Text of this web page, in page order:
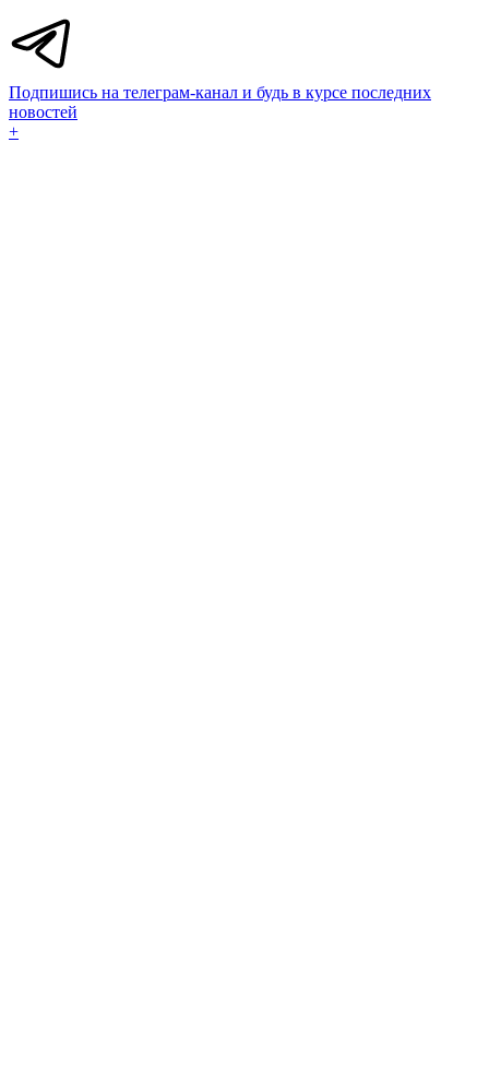
Подпишись на телеграм-канал и будь в курсе последних
новостей
+